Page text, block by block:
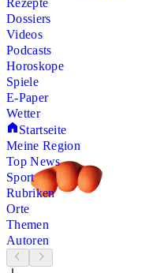
Rezepte
Dossiers
Videos
Podcasts
Horoskope
Spiele
E-Paper
Wetter
Startseite
Meine Region
Top News
Sport
Rubriken
Orte
Themen
Autoren